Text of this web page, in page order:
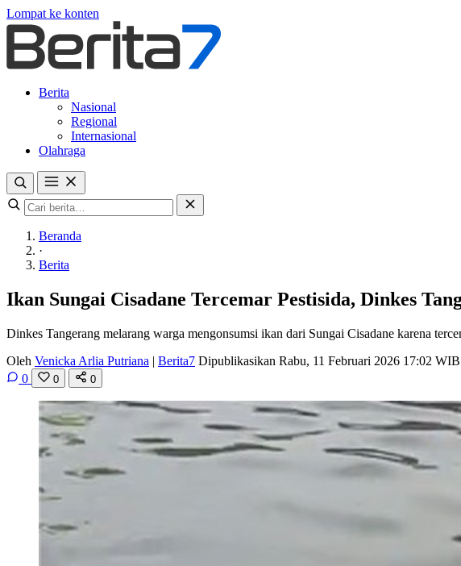
Lompat ke konten
Berita
Nasional
Regional
Internasional
Olahraga
Beranda
·
Berita
Ikan Sungai Cisadane Tercemar Pestisida, Dinkes
Dinkes Tangerang melarang warga mengonsumsi ikan dari Sungai Cisadane karena
Oleh Venicka Arlia Putriana | Berita7 Dipublikasikan Rabu, 11 Februari 2026 17:02 WIB
0
0 0